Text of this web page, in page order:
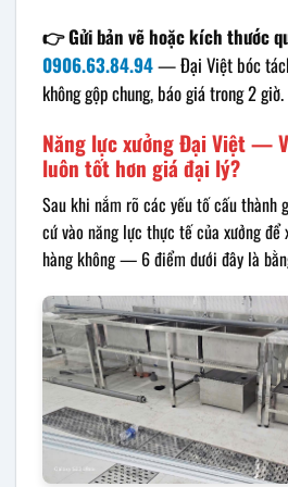
👉 Gửi bản vẽ hoặc kích thước
0906.63.84.94— Đại Việt bóc
không gộp chung, báo giá trong 2 giờ.
Năng lực xưởng Đại Việt —
luôn tốt hơn giá đại lý?
Sau khi nắm rõ các yếu tố cấu thành
cứ vào năng lực thực tế của xưởng để
hàng không — 6 điểm dưới đây là